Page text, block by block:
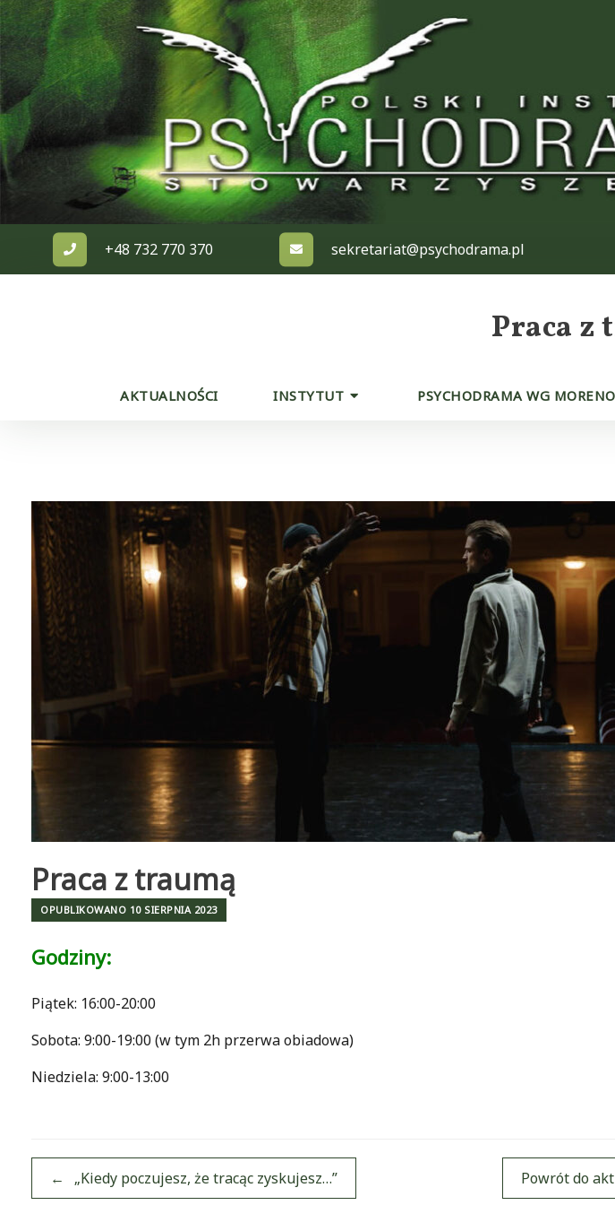
Skip
to
content
+48 732 770 370 sekretariat@psychodrama.pl
Praca z
AKTUALNOŚCI INSTYTUT PSYCHODRAMA WG MORENO
Praca z traumą
OPUBLIKOWANO 10 SIERPNIA 2023
Godziny:
Piątek: 16:00-20:00
Sobota: 9:00-19:00 (w tym 2h przerwa obiadowa)
Niedziela: 9:00-13:00
← „Kiedy poczujesz, że tracąc zyskujesz…” Powrót do